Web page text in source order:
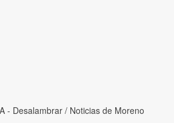
- Desalambrar / Noticias de Moreno